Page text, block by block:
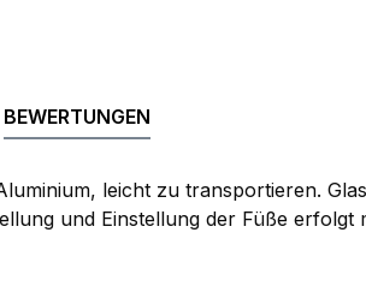
BEWERTUNGEN
leicht zu transportieren.
und Einstellung der Füße erfolgt